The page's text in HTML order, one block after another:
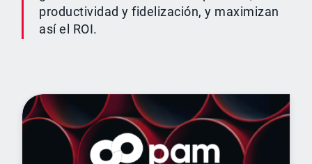
productividad y fidelización, y maximizan
así el ROI.